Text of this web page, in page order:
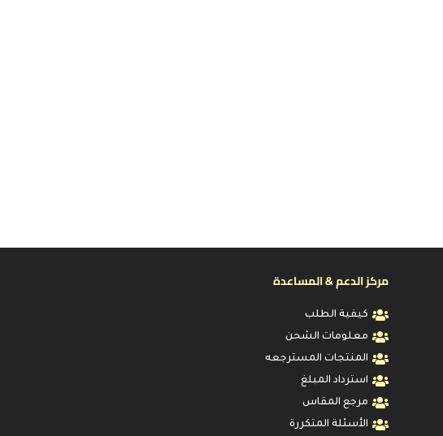
مركز الدعم & المساعدة
كيفية الطلب
معلومات الشحن
المنتجات المسترجعه
استرداد المبلغ
مرجع المقاس
الأسئلة المتكررة